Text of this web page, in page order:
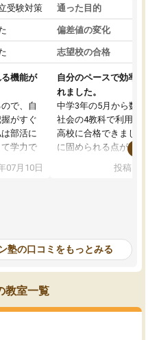
受験対策
機能が
で、自
がすぐ
部活に
学力で
きてよ
、自分が
ない人に
はない
07月10日
通った目的
偏差値の変化
志望校の合格
自分のペースで効率よく
れました。
中学3年の5月から数学・
社会の4教科で利用し、
高校に合格できました。
に固められる点が魅力で
項目のおかげで、手軽
元数が可視化されるので
しながら意欲的に取り組
常に効果を実感している
すめできる塾です。
投稿日：
塾の口コミをもっとみる
教室一覧